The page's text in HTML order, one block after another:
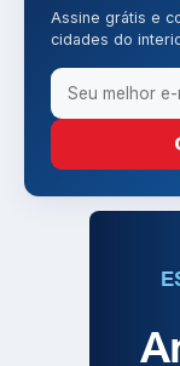
Assine grátis e
cidades do